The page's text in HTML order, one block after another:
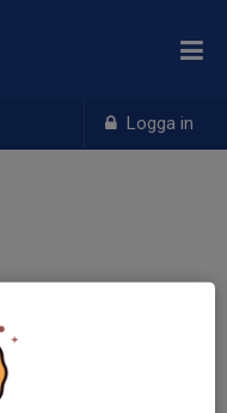
Logga in